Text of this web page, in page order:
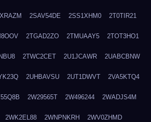
2SAV54DE 2SS1XHM0 2T0TIR21
2TGAD2ZO 2TMUAAY5 2TOT3HO1
2TWC2CET 2U1JCAWR 2UABCBNW
2UHBAVSU 2UT1DWVT 2VA5KTQ4
2W29565T 2W496244 2WADJS4M
2WK2EL88 2WNPNKRH 2WV0ZHMD